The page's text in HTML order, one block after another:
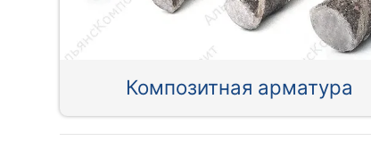
Композитная арматура